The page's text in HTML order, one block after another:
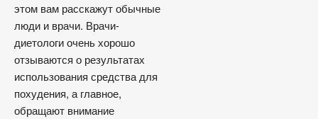
этом вам расскажут обычные
люди и врачи. Врачи-
диетологи очень хорошо
отзываются о результатах
использования средства для
похудения, а главное,
обращают внимание